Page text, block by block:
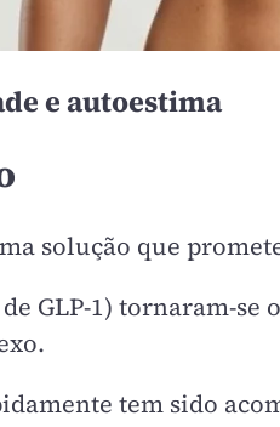
e autoestima
solução que
GLP-1) tornaram-
tem sido